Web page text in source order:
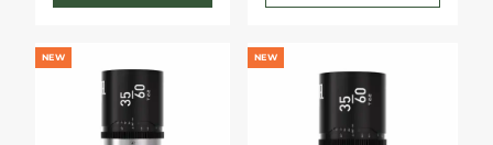
NEW NEW